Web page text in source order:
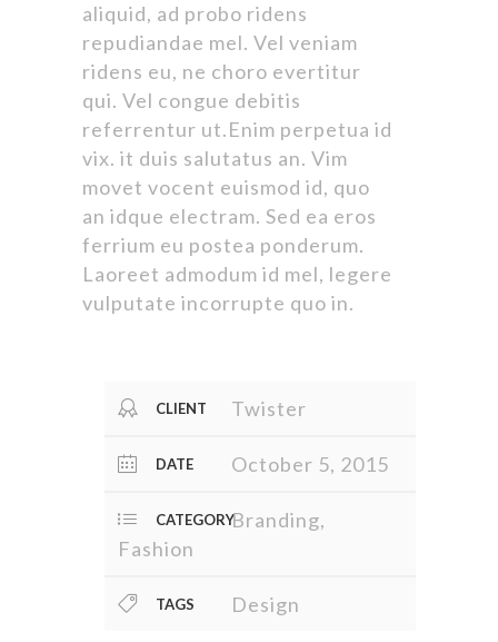
aliquid, ad probo ridens
repudiandae mel. Vel veniam
ridens eu, ne choro evertitur
qui. Vel congue debitis
referrentur ut.Enim perpetua id
vix. it duis salutatus an. Vim
movet vocent euismod id, quo
an idque electram. Sed ea eros
ferrium eu postea ponderum.
Laoreet admodum id mel, legere
vulputate incorrupte quo in.
CLIENT Twister
DATE October 5, 2015
CATEGORYBranding,
Fashion
TAGS Design